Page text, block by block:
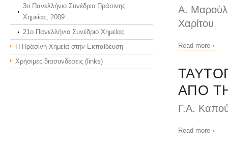
Α.
Χαρίτου
Read more
ΑΠΟ
Γ.Α.
Read more
3o Πανελλήνιο Συνέδριο Πράσινης
Χημείας, 2009
21o Πανελλήνιο Συνέδριο Χημείας
Η Πράσινη Χημεία στην Εκπαίδευση
Χρήσιμες διασυνδέσεις (links)